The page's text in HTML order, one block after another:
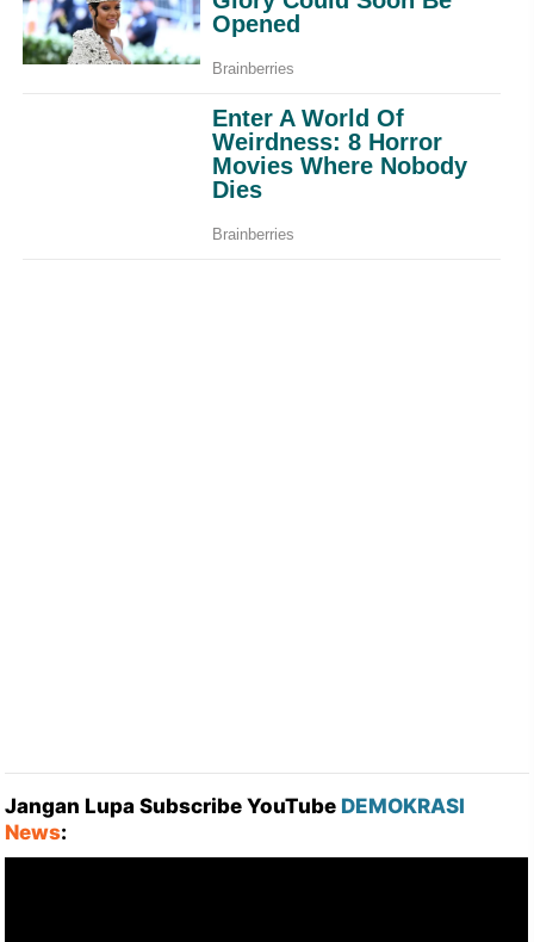
Jangan Lupa Subscribe YouTube DEMOKRASI
News: